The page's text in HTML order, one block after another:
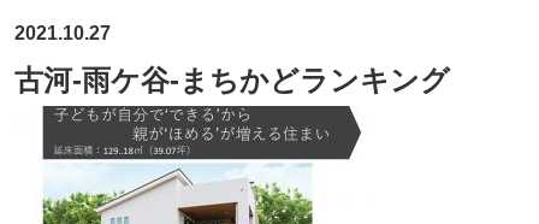
2021.10.27
古河-雨ケ谷-まちかどランキング